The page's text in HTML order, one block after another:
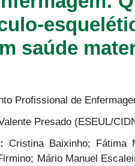
saúde
Profissional de
Presado (ESEUL/
Cristina Baixinho; Fátima
Mário Manuel